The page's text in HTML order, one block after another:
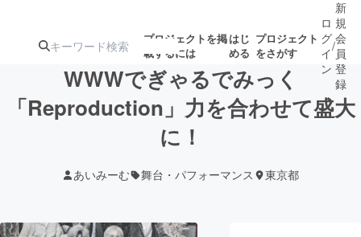
プロジェクトを掲
載するには
はじ
める
プロジェクト
をさがす
注目の新着プロ
ロ
グ
イ
ン
/
新
規
会
員
登
録
WWWでぎゃるでみっく
「Reproduction」力を合わせて盛大
に！
あいみーむ 舞台・パフォーマンス 東京都